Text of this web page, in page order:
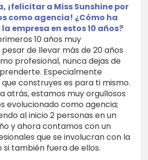
¡felicitar a Miss Sunshine por
como agencia! ¿Cómo ha
empresa en estos 10 años?
10 años muy
de llevar más de 20 años
profesional, nunca dejas de
Especialmente
construyes es para ti mismo.
atrás, estamos muy orgullosos
evolucionado como agencia;
al inicio 2 personas en un
y ahora contamos con un
que se involucran con la
también fuera de ellos.